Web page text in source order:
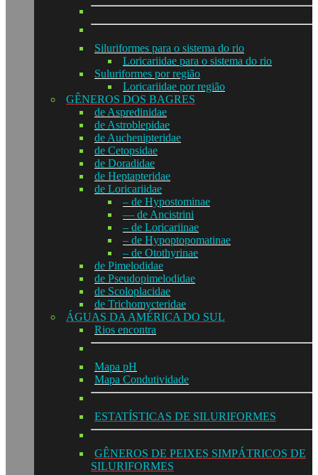
Siluriformes para o sistema do rio
Loricariidae para o sistema do rio
Suluriformes por região
Loricariidae por região
GÊNEROS DOS BAGRES
de Aspredinidae
de Astroblepidae
de Auchenipteridae
de Cetopsidae
de Doradidae
de Heptapteridae
de Loricariidae
– de Hypostominae
— de Ancistrini
– de Loricariinae
– de Hypoptopomatinae
– de Otothyrinae
de Pimelodidae
de Pseudopimelodidae
de Scoloplacidae
de Trichomycteridae
ÁGUAS DA AMÉRICA DO SUL
Rios encontra
Mapa pH
Mapa Condutividade
ESTATÍSTICAS DE SILURIFORMES
GÊNEROS DE PEIXES SIMPÁTRICOS DE
SILURIFORMES